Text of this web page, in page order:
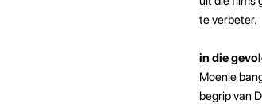
te verbeter.
in die
Moenie
begrip van